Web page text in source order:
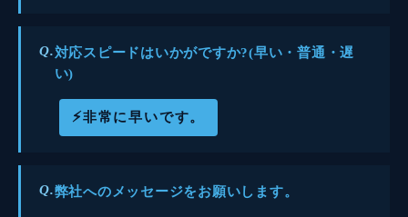
Q.対応スピードはいかがですか?(早い・普通・遅
い)
⚡非常に早いです。
Q.弊社へのメッセージをお願いします。